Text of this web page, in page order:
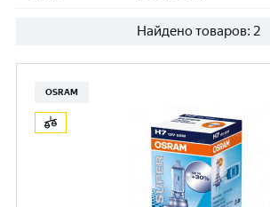
Найдено товаров: 2
OSRAM